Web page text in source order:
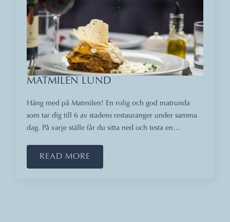
MATMILEN LUND
Häng med på Matmilen! En rolig och god matrunda
som tar dig till 6 av stadens restauranger under samma
dag. På varje ställe får du sitta ned och testa en…
READ MORE